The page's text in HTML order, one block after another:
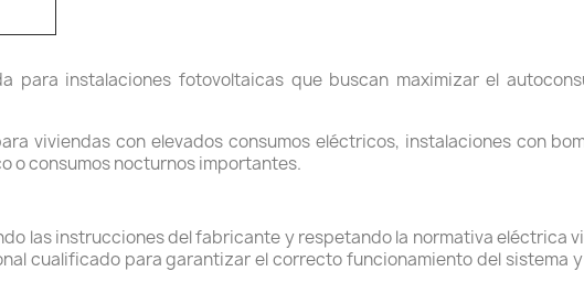
para instalaciones fotovoltaicas que buscan maximizar el
viviendas con elevados consumos eléctricos, instalaciones con
o consumos nocturnos importantes.
las instrucciones del fabricante y respetando la normativa eléctrica
cualificado para garantizar el correcto funcionamiento del sistema